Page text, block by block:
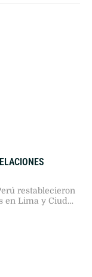
restablecieron
Lima y Ciudad
peruano